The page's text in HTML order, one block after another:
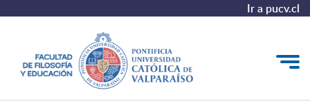
Ir a pucv.cl